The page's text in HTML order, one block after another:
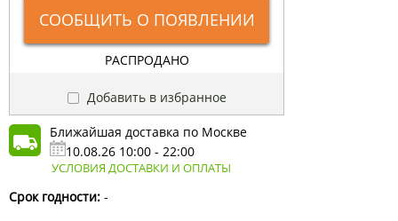
СООБЩИТЬ О ПОЯВЛЕНИИ
РАСПРОДАНО
Добавить в избранное
Ближайшая доставка по Москве
10.08.26 10:00 - 22:00
УСЛОВИЯ ДОСТАВКИ И ОПЛАТЫ
Срок годности: -